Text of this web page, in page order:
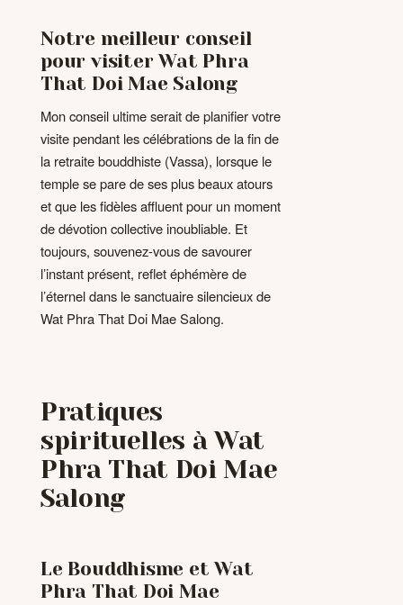
Notre meilleur conseil
pour visiter Wat Phra
That Doi Mae Salong
Mon conseil ultime serait de planifier votre
visite pendant les célébrations de la fin de
la retraite bouddhiste (Vassa), lorsque le
temple se pare de ses plus beaux atours
et que les fidèles affluent pour un moment
de dévotion collective inoubliable. Et
toujours, souvenez-vous de savourer
l’instant présent, reflet éphémère de
l’éternel dans le sanctuaire silencieux de
Wat Phra That Doi Mae Salong.
Pratiques
spirituelles à Wat
Phra That Doi Mae
Salong
Le Bouddhisme et Wat
Phra That Doi Mae